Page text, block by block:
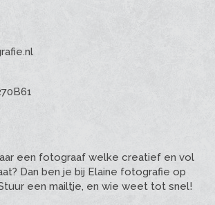
een fotograaf welke creatief en vol
Dan ben je bij Elaine fotografie op
een mailtje, en wie weet tot snel!